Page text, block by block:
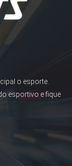
o esporte.
esportivo e fique